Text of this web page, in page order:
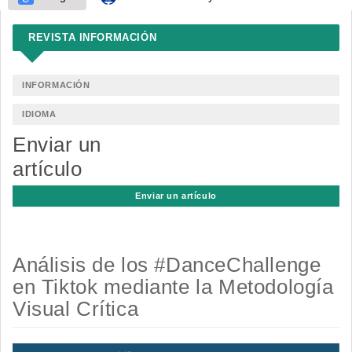
REVISTA INFORMACIÓN
INFORMACIÓN
IDIOMA
Enviar un
artículo
Enviar un artículo
Análisis de los #DanceChallenge
en Tiktok mediante la Metodología
Visual Crítica